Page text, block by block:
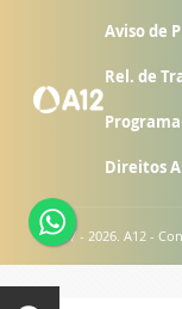
Aviso de
Rel. de
Direitos
© 2007 - 2026. A12 -